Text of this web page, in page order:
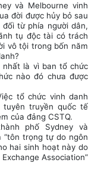
và Melbourne vinh
đời được hủy bỏ sau
từ phía người dân,
tụ độc tài có trách
vô tội trong bốn năm
nhất là vì ban tổ chức
nào đó chưa được
tổ chức vinh danh
tuyên truyền quốc tế
của đảng CSTQ.
phố Sydney và
“tôn trọng tự do ngôn
hai sinh hoạt này do
Association”